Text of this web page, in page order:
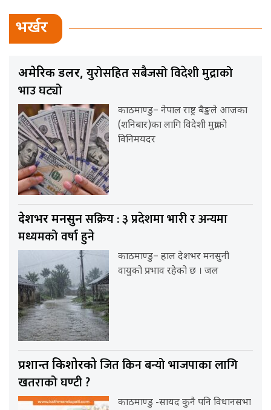
भर्खर
अमेरिकी डलर, युरोसहित सबैजसो विदेशी मुद्राको
भाउ घट्यो
काठमाण्डु– नेपाल राष्ट्र बैङ्कले आजका
(शनिबार)का लागि विदेशी मुद्राको
विनिमयदर
देशभर मनसुनसक्रिय : ३ प्रदेशमा भारी र अन्यमा
मध्यमको वर्षा हुने
काठमाण्डु– हाल देशभर मनसुनी
वायुको प्रभाव रहेको छ । जल
प्रशान्त किशोरकोजित किन बन्यो भाजपाका लागि
खतराको घण्टी ?
काठमाण्डु -सायद कुनै पनि विधानसभा